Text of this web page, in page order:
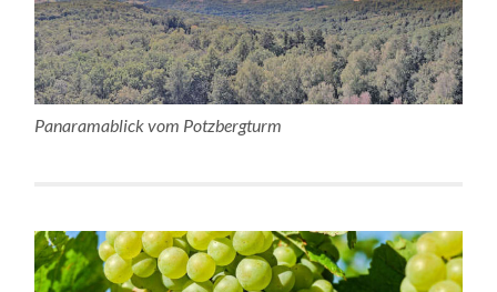
Panaramablick vom Potzbergturm